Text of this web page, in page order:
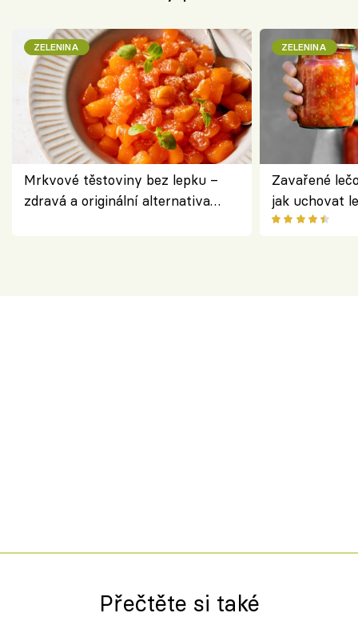
ZELENINA
Mrkvové těstoviny bez lepku –
zdravá a originální alternativa
ZELENINA
Zavařené
jak uchovat
Přečtěte si také